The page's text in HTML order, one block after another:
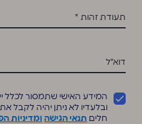
תעודת זהות*
דוא"ל
המידע האישי שתמסור לכלל
ובלעדיו לא ניתן יהיה לקבל
חלים תנאי הגישה ומדיניות